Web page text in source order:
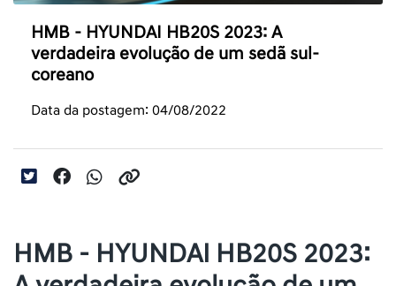
HMB - HYUNDAI HB20S 2023: A
verdadeira evolução de um sedã sul-
coreano
Data da postagem: 04/08/2022
HMB - HYUNDAI HB20S 2023: